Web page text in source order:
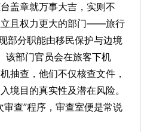
盖章就万事大吉，实则不
立且权力更大的部门——旅行
部分职能由移民保护与边境
该部门官员会在旅客下机
抽查，他们不仅核查文件，
境目的真实性及潜在风险。
查”程序，审查室便是常说